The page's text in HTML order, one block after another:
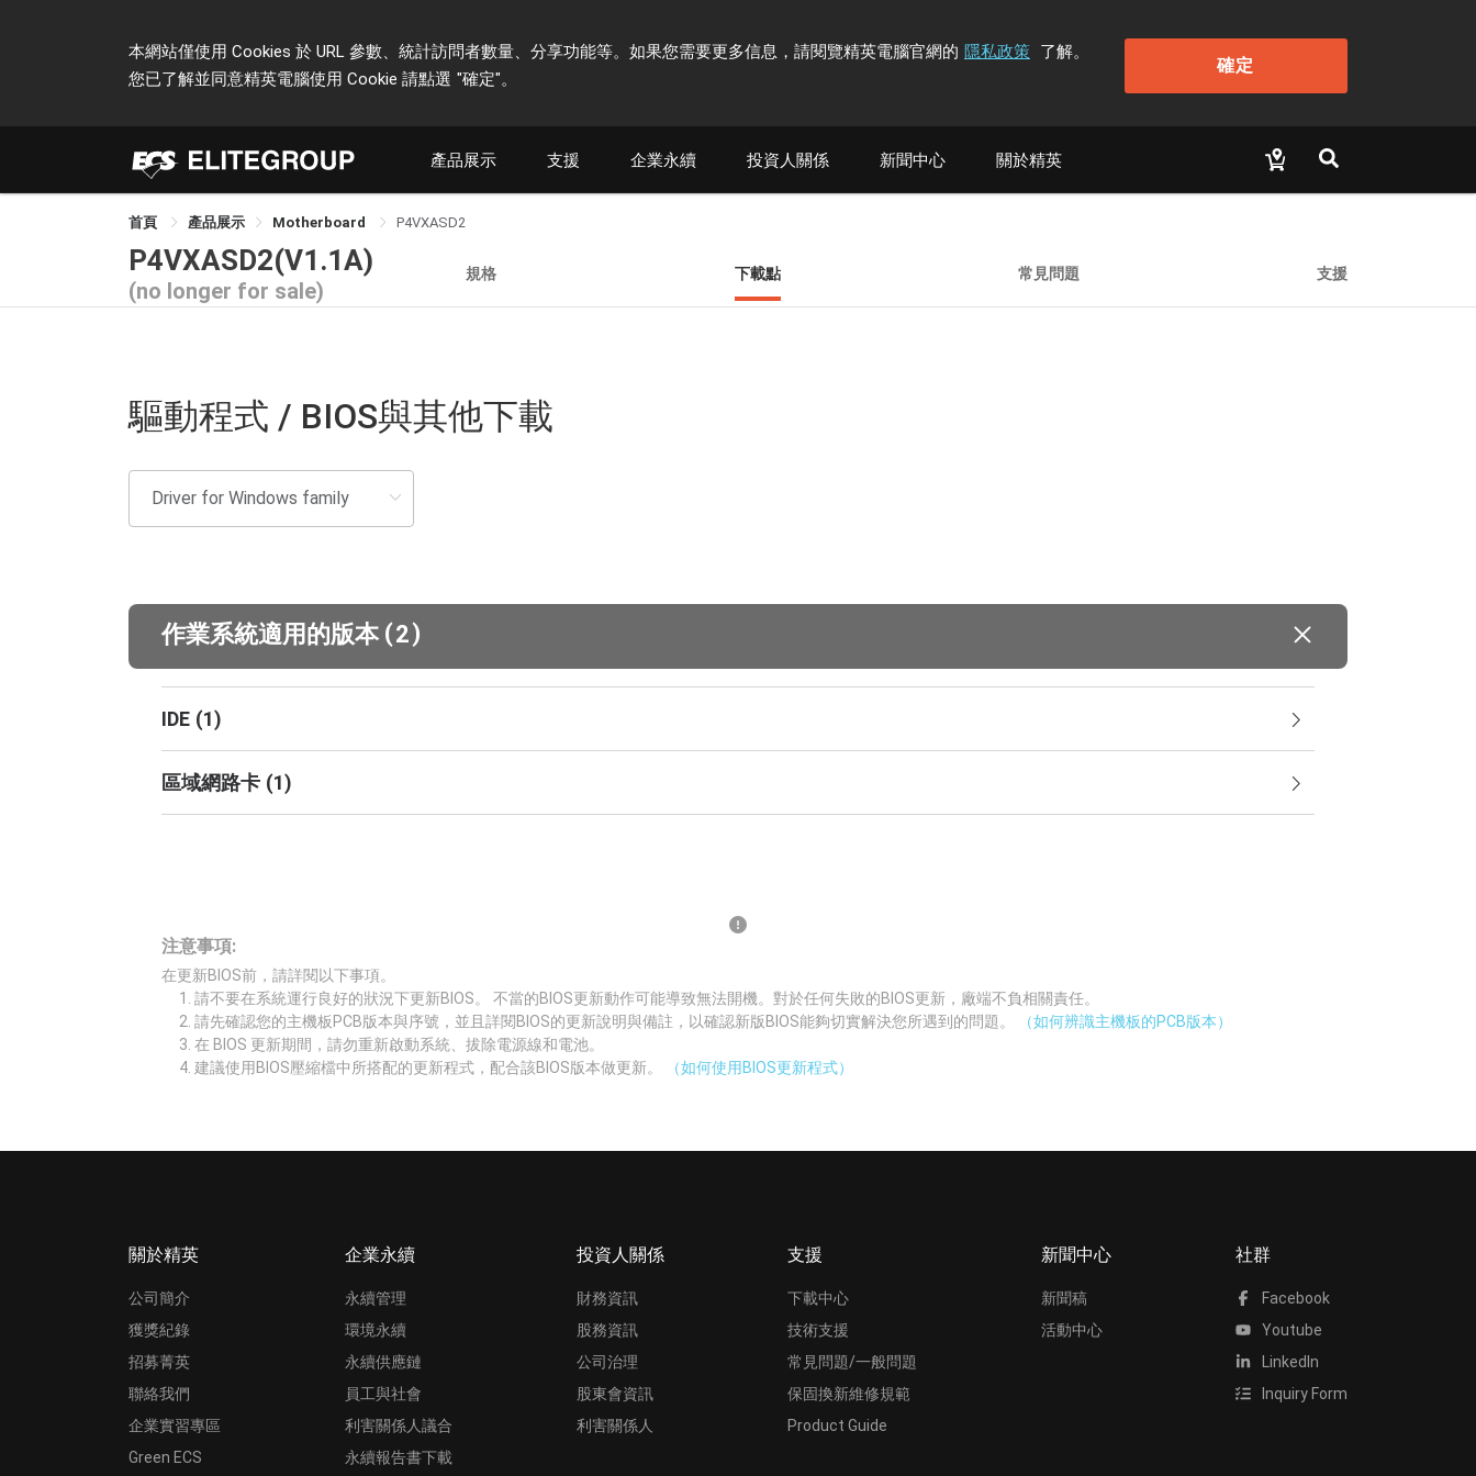
本網站僅使用 Cookies 於 URL 參數、統計訪問者數量、分享功能等。如果您需要更多信息，請閱覽精英電腦官網的 隱私政策 了解。
您已了解並同意精英電腦使用 Cookie 請點選 "確定"。
確定
產品展示 支援 企業永續 投資人關係 新聞中心 關於精英
首頁 產品展示 Motherboard P4VXASD2
P4VXASD2(V1.1A)
(no longer for sale)
規格 下載點 常見問題 支援
驅動程式 / BIOS與其他下載
作業系統適用的版本 (2)
IDE (1)
區域網路卡 (1)
注意事項:
在更新BIOS前，請詳閱以下事項。
請不要在系統運行良好的狀況下更新BIOS。 不當的BIOS更新動作可能導致無法開機。對於任何失敗的BIOS更新，廠端不負相關責任。
請先確認您的主機板PCB版本與序號，並且詳閱BIOS的更新說明與備註，以確認新版BIOS能夠切實解決您所遇到的問題。
（如何辨識主機板的PCB版本）
在 BIOS 更新期間，請勿重新啟動系統、拔除電源線和電池。
建議使用BIOS壓縮檔中所搭配的更新程式，配合該BIOS版本做更新。
（如何使用BIOS更新程式）
關於精英
公司簡介
獲獎紀錄
招募菁英
聯絡我們
企業實習專區
Green ECS
企業永續
永續管理
環境永續
永續供應鏈
員工與社會
利害關係人議合
永續報告書下載
投資人關係
財務資訊
股務資訊
公司治理
股東會資訊
利害關係人
支援
下載中心
技術支援
常見問題/一般問題
保固換新維修規範
Product Guide
新聞中心
新聞稿
活動中心
社群
Facebook
Youtube
LinkedIn
Inquiry Form